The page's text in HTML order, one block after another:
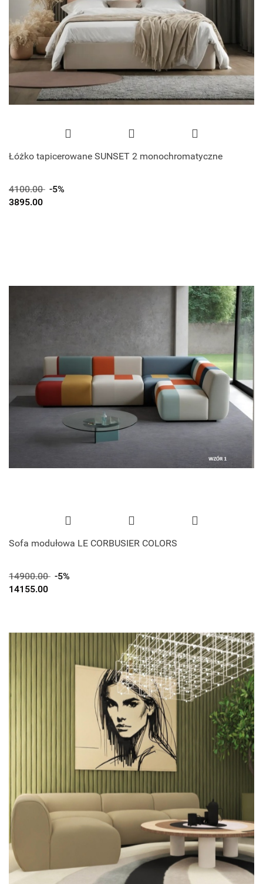
Łóżko tapicerowane SUNSET 2 monochromatyczne
4100.00 -5%
3895.00
Sofa modułowa LE CORBUSIER COLORS
14900.00 -5%
14155.00